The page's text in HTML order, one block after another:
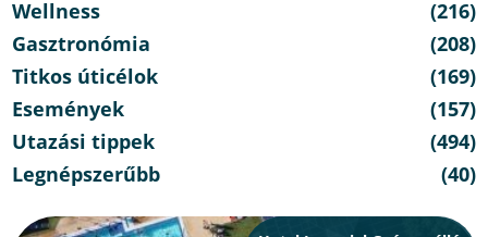
Wellness
(216)
Gasztronómia
(208)
Titkos úticélok
(169)
Események
(157)
Utazási tippek
(494)
Legnépszerűbb
(40)